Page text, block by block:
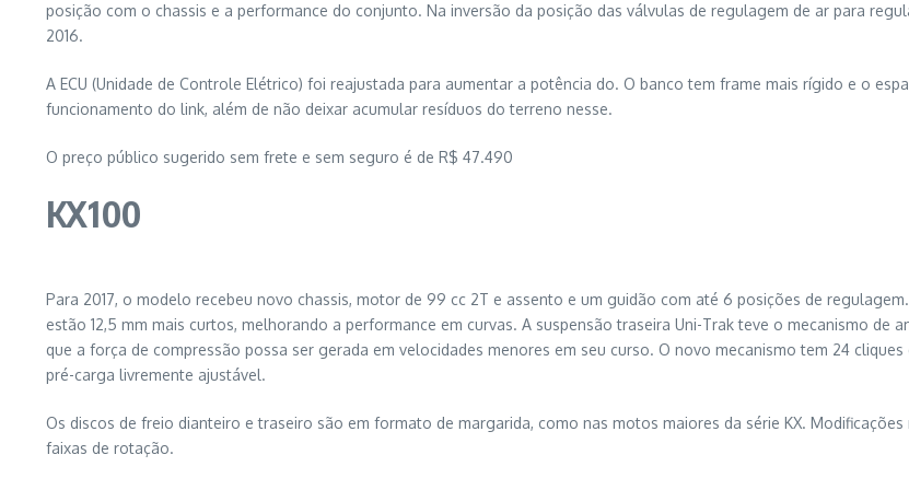
posição com o chassis e a performance do conjunto. Na inversão da posição das válvulas de regulagem de ar para
2016.
A ECU (Unidade de Controle Elétrico) foi reajustada para aumentar a potência do. O banco tem frame mais rígido e o
funcionamento do link, além de não deixar acumular resíduos do terreno nesse.
O preço público sugerido sem frete e sem seguro é de R$ 47.490
KX100
Para 2017, o modelo recebeu novo chassis, motor de 99 cc 2T e assento e um guidão com até 6 posições de
estão 12,5 mm mais curtos, melhorando a performance em curvas. A suspensão traseira Uni-Trak teve o mecanismo
que a força de compressão possa ser gerada em velocidades menores em seu curso. O novo mecanismo tem 24
pré-carga livremente ajustável.
Os discos de freio dianteiro e traseiro são em formato de margarida, como nas motos maiores da série KX.
faixas de rotação.